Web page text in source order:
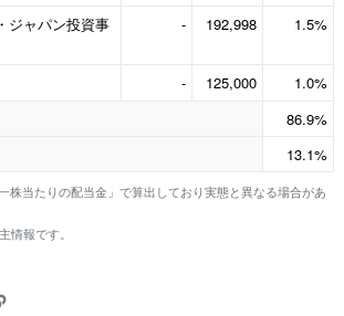
ジャパン投資事
- 192,998 1.5%
- 125,000 1.0%
86.9%
13.1%
株当たりの配当金」で算出しており実態と異なる場合があ
情報です。